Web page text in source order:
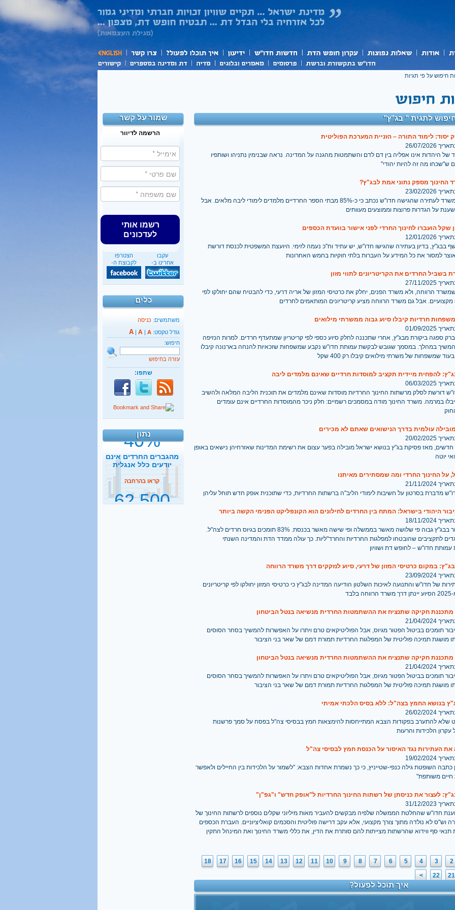
חיפוש על פי תגיות
שמור על קשר
הרשמה לדיוור
רשמו אותי
לעדכונים
הצטרפו
לקבוצת ה-
עקבו
אחרינו ב-
כלים
משתמשים: כניסה
גודל טקסט:
A | A | A
חיפוש:
עזרה בחיפוש
שתפו:
נתון
40%
קראו בהרחבה
62,500
תלמידי ישיבות בהסדר
דחיית השירות
קראו בהרחבה
לתגית " בג"ץ"
יסוד: לימוד התורה – הזניית המערכת הפוליטית
07/2026
של היהדות אינו אפליה בין דם לדם והשתמטות מהגנה על המדינה. נראה שבנימין נתניהו ושותפיו
ש"שכחו מה זה להיות יהודי"
החינוך מספק נתוני אמת לבג"ץ?
02/2026
בתגובת המשרד לעתירה שהגישה חדו"ש נכתב כי כ-85% מבתי הספר החרדיים מלמדים לימודי ליבה מלאים. אבל
על הגדרות פרוצות וממוצעים מעוותים
01/2026
בבג"ץ, בדיון בעתירה שהגישו חדו"ש, יש עתיד וח"כ נעמה לזימי. היועצת המשפטית לכנסת דורשת
למסור את כל המידע על העברות בלתי חוקיות בחמש האחרונות
בשביל החרדים את הקריטריונים לתווי מזון
11/2025
הרווחה, ולא משרד הפנים, יחלק את כרטיסי המזון של אריה דרעי, כדי להבטיח שהם יחולקו לפי
מקצועיים. אבל גם משרד הרווחה מציע קריטריונים המותאמים לחרדים
חרדיות קיבלו סיוע גבוה ממשרתי מילואים
09/2025
ברק ספגה ביקורת מבג"ץ, אחרי שתכננה לחלק סיוע כספי לפי קריטריון שמתעדף חרדים. למרות הנזיפה
במהלך. במסמך שגובש לבקשת עמותת חדו"ש נקבע שמשפחות שזכאיות להנחה בארנונה קיבלו
להפחית מיידית תקציב למוסדות חרדיים שאינם מלמדים ליבה
03/2025
דורשת לסלק מרשתות החינוך החרדיות מוסדות שאינם מלמדים את תוכנית הליבה המלאה ולהשיב
במרמה. משרד החינוך מודה במסמכים רשמיים: חלק ניכר מהמוסדות החרדיים אינם עומדים
עולמית בדרך הנישואים שאתם לא מכירים
02/2025
חדשים, מאז פסיקת בג"ץ בנושא ישראל מובילה בפער עצום את רשימת המדינות שאזרחיהן נישאים באופן
יוטה
על החינוך החרדי ומה שמסתירים מאיתנו
11/2024
מדברת בסרטון על חשיבות לימודי הליב"ה ברשתות החרדיות, כדי שתוכנית אופק חדש תוחל עליהן
11/2024
אמון הציבור בבג"ץ גבוה פי שלושה מאשר בממשלה ופי שישה מאשר בכנסת. 83% תומכים בגיוס חרדים לצה"ל.
לתקציבים שהובטחו למפלגות החרדיות והחרד"ליות. כך עולה ממדד הדת והמדינה השנתי
חדו"ש – לחופש דת ושוויון
במקום כרטיסי המזון של דרעי, סיוע לנזקקים דרך משרד הרווחה
09/2024
של חדו"ש והתנועה לאיכות השלטון הודיעה המדינה לבג"ץ כי כרטיסי המזון יחולקו לפי קריטריונים
חקיקה שתנציח את ההשתמטות החרדית מנשיאה בנטל הביטחון
04/2024
תומכים בביטול הפטור מגיוס, אבל הפוליטיקאים טרם ויתרו על האפשרות להמשיך בסחר הסוסים
מושגת תמיכה פוליטית של המפלגות החרדיות תמורת דמם של שאר בני הציבור
חקיקה שתנציח את ההשתמטות החרדית מנשיאה בנטל הביטחון
04/2024
תומכים בביטול הפטור מגיוס, אבל הפוליטיקאים טרם ויתרו על האפשרות להמשיך בסחר הסוסים
מושגת תמיכה פוליטית של המפלגות החרדיות תמורת דמם של שאר בני הציבור
בנושא החמץ בצה"ל: ללא בסיס הלכתי אמיתי
02/2024
שלא להתערב בפקודות הצבא המתייחסות להימצאות חמץ בבסיסי צה"ל בפסח על סמך פרשנות
הלכידות והרעות
העתירות נגד האיסור על הכנסת חמץ לבסיסי צה"ל
02/2024
כתבה השופטת גילה כנפי-שטייניץ, כי כך נשמרת אחדות הצבא: "לשמור על הלכידות בין החיילים ולאפשר
חיים משותפת"
לעצור את כניסתן של רשתות החינוך החרדיות ל"אופק חדש" ו"גפ"ן"
12/2023
חדו"ש שהחלטת הממשלה שלפיה מבקשים להעביר מאות מיליוני שקלים נוספים לרשתות החינוך של
וש"ס לא נולדה מתוך צורך מקצועי, אלא עקב דרישה פוליטית והסכמים קואליציוניים. העברת הכספים
תנאי סף ווידוא שהרשתות מצייתות להם סותרת את הדין, את כללי משרד החינוך ואת המינהל התקין
2
3
4
5
6
7
8
9
10
11
12
13
14
15
16
17
18
21
22
>
איך תוכל לפעול?